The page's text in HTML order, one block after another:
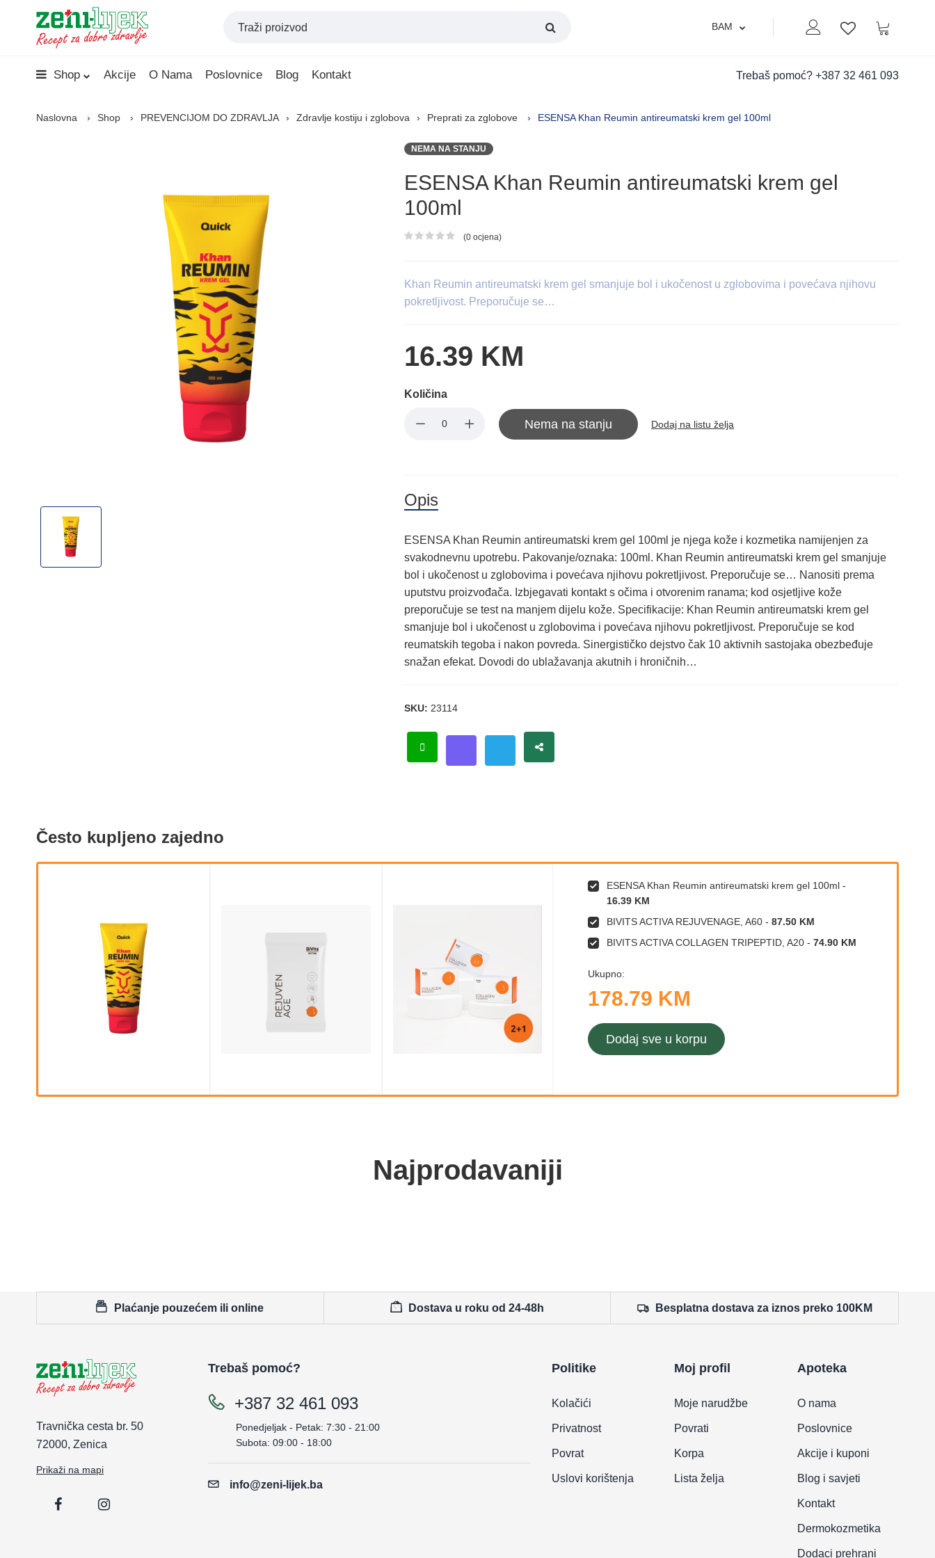
Moj nalogLista zelja
Korpa
BAM
Shop Akcije O Nama Poslovnice Blog Kontakt Trebaš pomoć? +387 32 461 093
Naslovna Shop PREVENCIJOM DO ZDRAVLJA Zdravlje kostiju i zglobova Preprati za zglobove ESENSA Khan Reumin antireumatski krem gel 100ml
NEMA NA STANJU
ESENSA Khan Reumin antireumatski krem gel
100ml
Ocjena proizvoda
(0 ocjena)
Khan Reumin antireumatski krem gel smanjuje bol i ukočenost u zglobovima i povećava njihovu
pokretljivost. Preporučuje se…
16.39 KM
Količina
Nema na stanju Dodaj na listu želja
Opis
ESENSA Khan Reumin antireumatski krem gel 100ml je njega kože i kozmetika namijenjen za
svakodnevnu upotrebu. Pakovanje/oznaka: 100ml. Khan Reumin antireumatski krem gel smanjuje
bol i ukočenost u zglobovima i povećava njihovu pokretljivost. Preporučuje se… Nanositi prema
uputstvu proizvođača. Izbjegavati kontakt s očima i otvorenim ranama; kod osjetljive kože
preporučuje se test na manjem dijelu kože. Specifikacije: Khan Reumin antireumatski krem gel
smanjuje bol i ukočenost u zglobovima i povećava njihovu pokretljivost. Preporučuje se kod
reumatskih tegoba i nakon povreda. Sinergističko dejstvo čak 10 aktivnih sastojaka obezbeđuje
snažan efekat. Dovodi do ublažavanja akutnih i hroničnih…
SKU: 23114
Često kupljeno zajedno
ESENSA Khan Reumin antireumatski krem gel 100ml -
16.39 KM
BIVITS ACTIVA REJUVENAGE, A60 -87.50 KM
BIVITS ACTIVA COLLAGEN TRIPEPTID, A20 -74.90 KM
Ukupno:
178.79 KM
Dodaj sve u korpu
Najprodavaniji
Plaćanje pouzećem ili online Dostava u roku od 24-48h Besplatna dostava za iznos preko 100KM
Travnička cesta br. 50
72000, Zenica
Prikaži na mapi
Trebaš pomoć?
+387 32 461 093
Ponedjeljak - Petak: 7:30 - 21:00
Subota: 09:00 - 18:00
info@zeni-lijek.ba
Politike
Kolačići
Privatnost
Povrat
Uslovi korištenja
Moj profil
Moje narudžbe
Povrati
Korpa
Lista želja
Apoteka
O nama
Poslovnice
Akcije i kuponi
Blog i savjeti
Kontakt
Dermokozmetika
Dodaci prehrani